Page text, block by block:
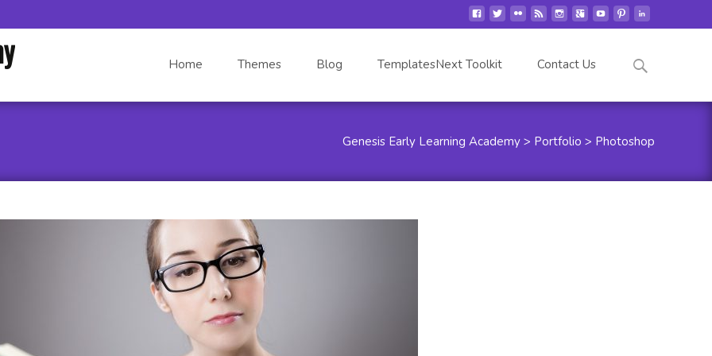
Home
Themes Blog TemplatesNext Toolkit Contact Us
Search
Genesis Early Learning Academy > Portfolio > Photoshop